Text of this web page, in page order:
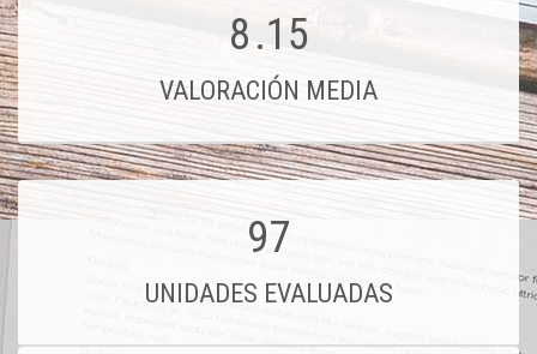
8.15
VALORACIÓN MEDIA
97
UNIDADES EVALUADAS